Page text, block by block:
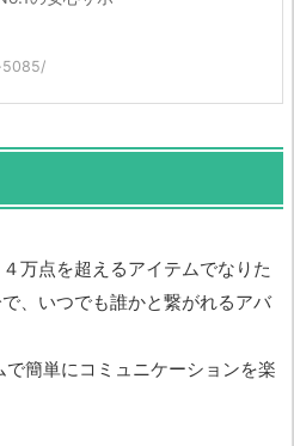
5085/
万点を超えるアイテムでなりた
、いつでも誰かと繋がれるアバ
簡単にコミュニケーションを楽